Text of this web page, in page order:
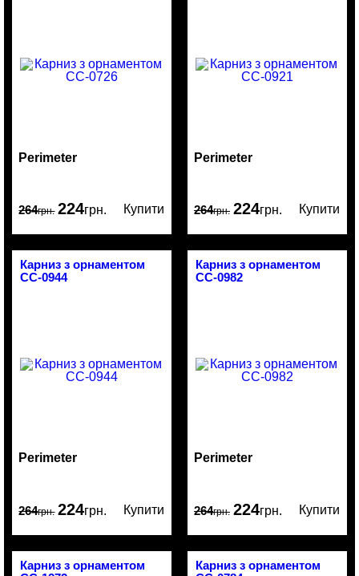
Perimeter
264грн. 224грн. Купити
Perimeter
264грн. 224грн. Купити
Карниз з орнаментом
CC-0944
Perimeter
264грн. 224грн. Купити
Карниз з орнаментом
CC-0982
Perimeter
264грн. 224грн. Купити
Карниз з орнаментом
Карниз з орнаментом